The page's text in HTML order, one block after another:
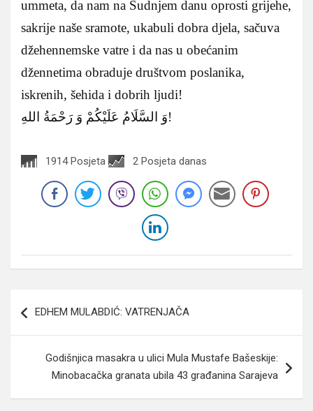
ummeta, da nam na Sudnjem danu oprosti grijehe,
sakrije naše sramote, ukabuli dobra djela, sačuva
džehennemske vatre i da nas u obećanim
džennetima obraduje društvom poslanika,
iskrenih, šehida i dobrih ljudi!
وَ السَّلَامُ عَلَيْكُمْ وَ رَحْمَةُ اللهِ!
1914 Posjeta 2 Posjeta danas
članaka
EDHEM MULABDIĆ: VATRENJAČA
Godišnjica masakra u ulici Mula Mustafe Bašeskije:
Minobacačka granata ubila 43 građanina Sarajeva